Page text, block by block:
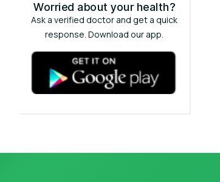
Worried about your health?
Ask a verified doctor and get a quick
response. Download our app.